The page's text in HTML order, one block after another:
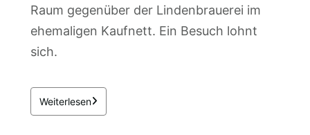
Raum gegenüber der Lindenbrauerei im
ehemaligen Kaufnett. Ein Besuch lohnt
sich.
Weiterlesen